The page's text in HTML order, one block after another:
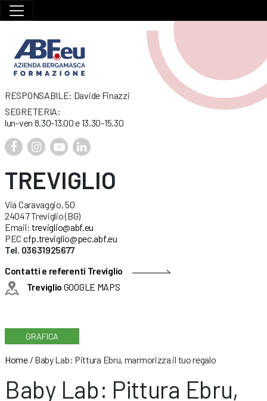
RESPONSABILE: Davide Finazzi
SEGRETERIA:
lun-ven 8.30-13.00 e 13.30-15.30
TREVIGLIO
Via Caravaggio, 50
24047 Treviglio (BG)
Email: treviglio@abf.eu
PEC cfp.treviglio@pec.abf.eu
Tel. 03631925677
Contatti e referenti Treviglio
Treviglio GOOGLE MAPS
GRAFICA
Home/ Baby Lab: Pittura Ebru, marmorizza il tuo regalo
Baby Lab: Pittura Ebru,